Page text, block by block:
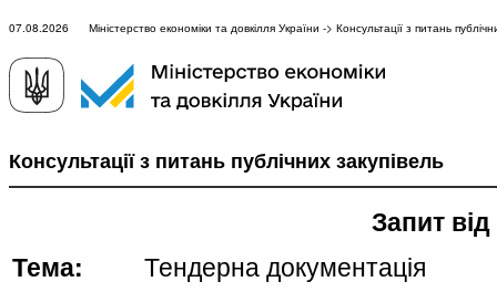
07.08.2026 Міністерство економіки та довкілля України -> Консультації з питань
Консультації з питань публічних закупівель
Запит
Тема:
Тендерна документація